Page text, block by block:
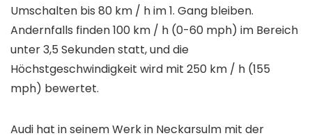
Umschalten bis 80 km / h im 1. Gang bleiben.
Andernfalls finden 100 km / h (0-60 mph) im Bereich
unter 3,5 Sekunden statt, und die
Höchstgeschwindigkeit wird mit 250 km / h (155
mph) bewertet.
Audi hat in seinem Werk in Neckarsulm mit der